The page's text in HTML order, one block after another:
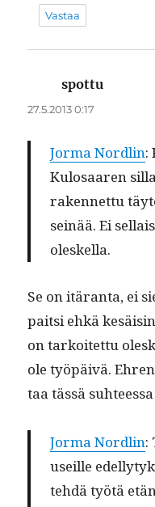
Vastaa
spottu
27.5.2013 0:17
Jor­ma Nordlin:
Kulosaaren
raken­net­tu
seinää. Ei
oleskella.
Se on itäran­ta, ei
pait­si ehkä
on tarkoitet­tu
ole työpäivä.
taa tässä
Jor­ma Nordlin:
useille
tehdä työtä